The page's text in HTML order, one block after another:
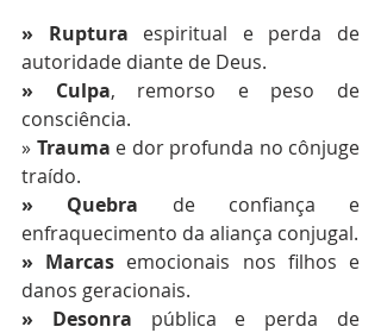
» Ruptura espiritual e perda de
autoridade diante de Deus.
» Culpa, remorso e peso de
consciência.
» Trauma e dor profunda no cônjuge
traído.
» Quebra de confiança e
» Marcas emocionais nos filhos e
danos geracionais.
» Desonra pública e perda de